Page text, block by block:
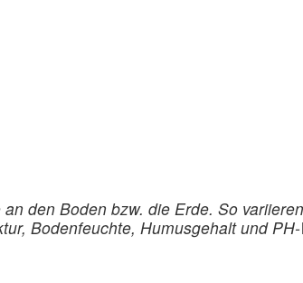
den Boden bzw. die Erde. So
Bodenfeuchte, Humusgehalt und